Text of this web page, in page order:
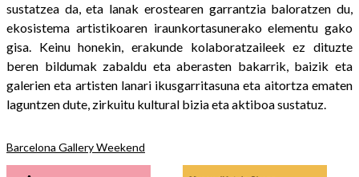
sustatzea da, eta lanak erostearen garrantzia baloratzen du,
ekosistema artistikoaren iraunkortasunerako elementu gako
gisa. Keinu honekin, erakunde kolaboratzaileek ez dituzte
beren bildumak zabaldu eta aberasten bakarrik, baizik eta
galerien eta artisten lanari ikusgarritasuna eta aitortza ematen
laguntzen dute, zirkuitu kultural bizia eta aktiboa sustatuz.
Barcelona Gallery Weekend